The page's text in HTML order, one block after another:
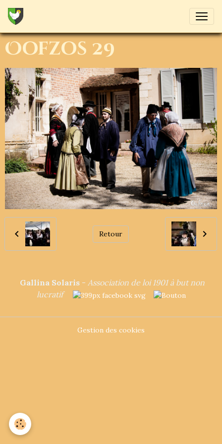
Oofzos 29
Retour
Gallina Solaris- Association de loi 1901 à but non
lucratif
Gestion des cookies